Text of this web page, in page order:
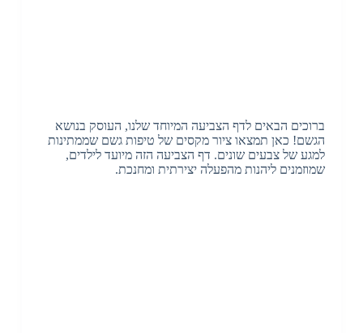
ברוכים הבאים לדף הצביעה המיוחד שלנו, העוסק בנושא
הגשם! כאן תמצאו ציור מקסים של טיפות גשם שממתינות
למגע של צבעים שונים. דף הצביעה הזה מיועד לילדים,
שמוזמנים ליהנות מהפעלה יצירתית ומחנכת.